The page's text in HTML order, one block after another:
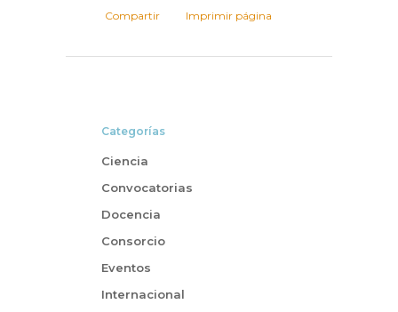
Compartir Imprimir página
Categorías
Ciencia
Convocatorias
Docencia
Consorcio
Eventos
Internacional